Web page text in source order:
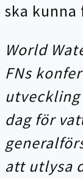
ska kunna
World
FNs
dag för
att utlysa